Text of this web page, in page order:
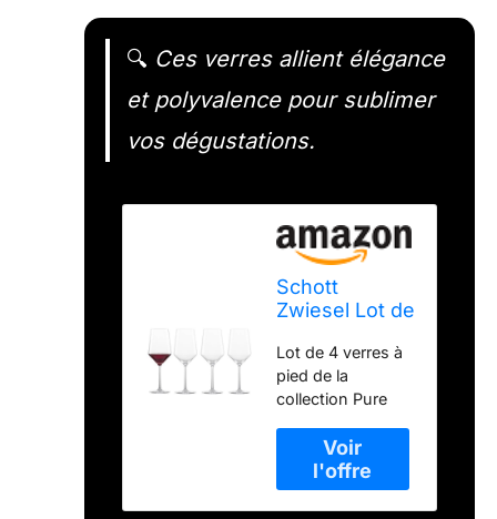
🔍 Ces verres allient élégance
et polyvalence pour sublimer
vos dégustations.
Schott
Zwiesel Lot de
pied en cristal
Tritan - Verres
à vin rouge ou
blanc - 516 ml
Lot de 4 verres à
pied de la
collection Pure
utilisation avec
des vins blancs et
rouges corsés -